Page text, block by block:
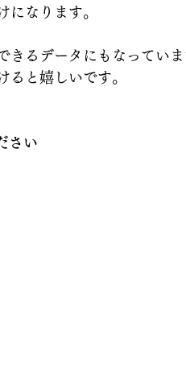
になります。
きるデータにもなってい
ると嬉しいです。
さい